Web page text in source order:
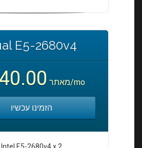
E5-2680v4
מאתר/mo
הזמינו עכשיו